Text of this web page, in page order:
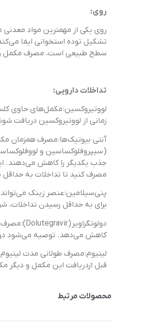
روی:
روی یکی از مهمترین مواد
تشکیل توده استخوانی ایفا
سطح طبیعی است، مصرف مکمل
تداخلات دارویی:
زمانی از لووتیروکسین دریافت
آنتی بیوتیک‌ها: مصرف همزمان
(سیپروفلوکساسین و
مصرف کنید تا تداخلات به حداقل
پنی‌سیلامین: عنصر زینک
برای به حداقل رسیدن تداخلات، شربت استئو جویس را
کاهش می‌دهد. توصیه می‌شود دولوتگراویر 2 ساعت قبل و یا 6 ساعت بعد از
لیتیوم: مصرف طولانی مدت
قبل ازدریافت این مکمل و دیگر
محصولات مرتبط